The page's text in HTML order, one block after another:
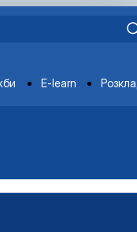
E-learn